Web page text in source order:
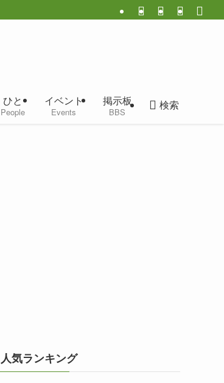
ひと
People
イベント
Events
掲示板
BBS
検索
人気ランキング